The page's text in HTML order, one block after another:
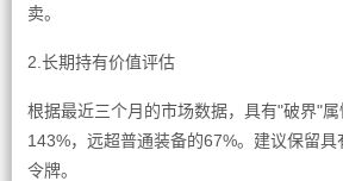
卖。
2.长期持有价值评估
根据最近三个月的市场数据，具有"破界"
143%，远超普通装备的67%。建议保留
令牌。